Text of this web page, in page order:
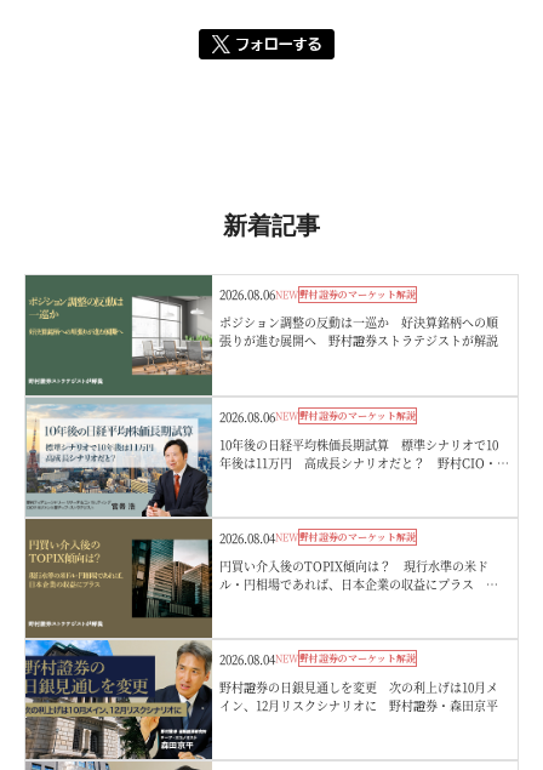
新着記事
2026.08.06NEW野村證券のマーケット解説
ポジション調整の反動は一巡か 好決算銘柄への順
張りが進む展開へ 野村證券ストラテジストが解説
2026.08.06NEW野村證券のマーケット解説
10年後の日経平均株価長期試算 標準シナリオで10
年後は11万円 高成長シナリオだと？ 野村CIO・宮
2026.08.04NEW野村證券のマーケット解説
円買い介入後のTOPIX傾向は？ 現行水準の米ド
ル・円相場であれば、日本企業の収益にプラス 野
2026.08.04NEW野村證券のマーケット解説
野村證券の日銀見通しを変更 次の利上げは10月メ
イン、12月リスクシナリオに 野村證券・森田京平